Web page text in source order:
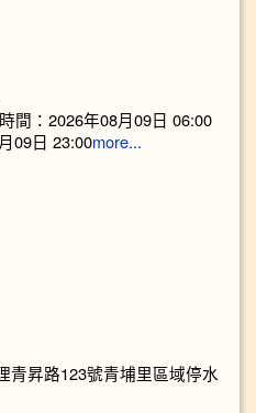
間：2026年08月09日 06:00
09日 23:00more...
青昇路123號青埔里區域停水